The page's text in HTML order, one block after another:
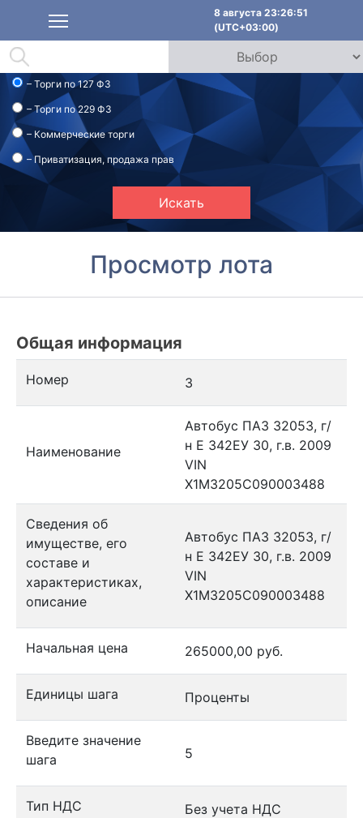
8 августа 23:26:51
(UTC+03:00)
Искать
– Торги по 127 ФЗ
– Торги по 229 ФЗ
– Коммерческие торги
– Приватизация, продажа прав
Просмотр лота
Общая информация
Номер 3
Наименование
Автобус ПАЗ 32053, г/
н Е 342ЕУ 30, г.в. 2009
VIN
X1M3205C090003488
Сведения об
имуществе, его
составе и
характеристиках,
описание
Автобус ПАЗ 32053, г/
н Е 342ЕУ 30, г.в. 2009
VIN
X1M3205C090003488
Начальная цена 265000,00 руб.
Единицы шага Проценты
Введите значение
шага
5
Тип НДС Без учета НДС